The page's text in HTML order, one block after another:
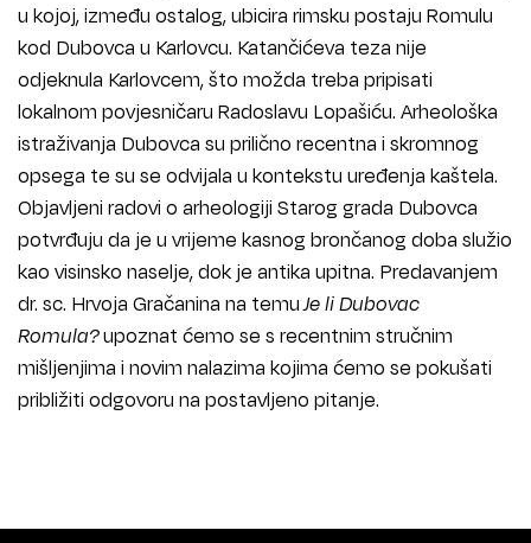
u kojoj, između ostalog, ubicira rimsku postaju Romulu
kod Dubovca u Karlovcu. Katančićeva teza nije
odjeknula Karlovcem, što možda treba pripisati
lokalnom povjesničaru Radoslavu Lopašiću. Arheološka
istraživanja Dubovca su prilično recentna i skromnog
opsega te su se odvijala u kontekstu uređenja kaštela.
Objavljeni radovi o arheologiji Starog grada Dubovca
potvrđuju da je u vrijeme kasnog brončanog doba služio
kao visinsko naselje, dok je antika upitna. Predavanjem
dr. sc. Hrvoja Gračanina na temuJe li Dubovac
Romula?upoznat ćemo se s recentnim stručnim
mišljenjima i novim nalazima kojima ćemo se pokušati
približiti odgovoru na postavljeno pitanje.